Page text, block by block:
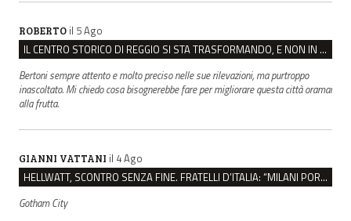
ROBERTO il 5 Ago
IL CENTRO STORICO DI REGGIO SI STA TRASFORMANDO, E NON IN MEGLIO
Bertoni sempre attento e molto preciso nelle sue rilevazioni, ma purtroppo
inascoltato. Mi chiedo cosa bisognerebbe fare per migliorare questa città oramai
alla frutta.
GIANNI VATTANI il 4 Ago
HELLWATT, SCONTRO SENZA FINE. FRATELLI D’ITALIA: “MILANI PORTA DOCUMENTI, DE FRANCO INSULTI”
Gotham City